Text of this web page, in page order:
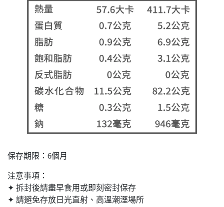
保存期限：6個月
注意事項：
✦ 拆封後請盡早食用或即刻密封保存
✦ 請避免存放日光直射、高溫潮溼場所